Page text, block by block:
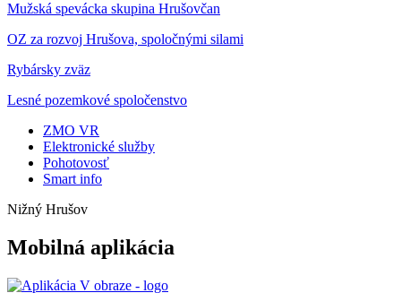
Mužská spevácka skupina Hrušovčan
OZ za rozvoj Hrušova, spoločnými silami
Rybársky zväz
Lesné pozemkové spoločenstvo
ZMO VR
Elektronické služby
Pohotovosť
Smart info
Nižný Hrušov
Mobilná aplikácia